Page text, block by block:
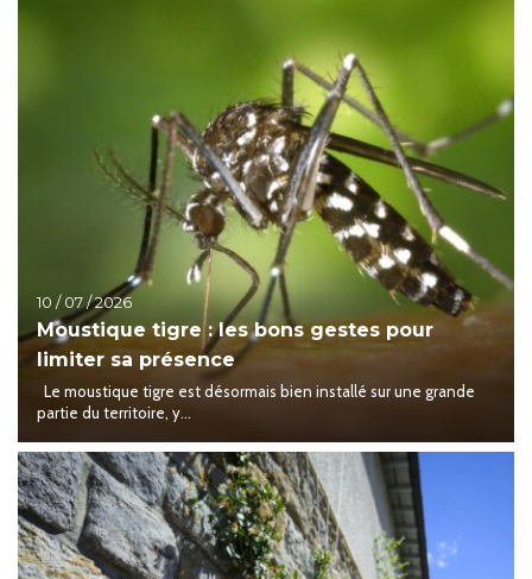
10 / 07 / 2026
Moustique tigre : les bons gestes pour
limiter sa présence
Le moustique tigre est désormais bien installé sur une grande
partie du territoire, y...